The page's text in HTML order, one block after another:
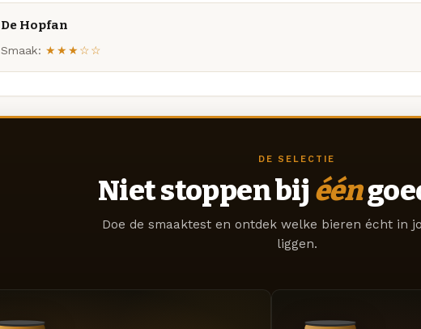
De Hopfan
Smaak: ★★★☆☆
DE SELECTIE
Niet stoppen bij één
Doe de smaaktest en ontdek welke bieren écht in
liggen.